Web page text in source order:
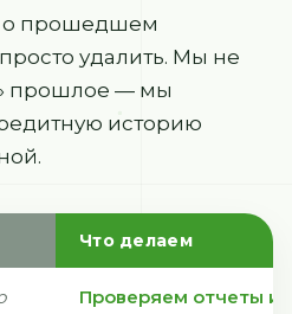
о прошедшем
удалить. Мы не
прошлое — мы
историю
Что делаем
Проверяем отчеты и